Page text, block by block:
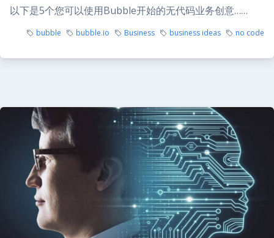
以下是5个您可以使用Bubble开始的无代码业务创意……
bubble bubble.io Business business ideas no code